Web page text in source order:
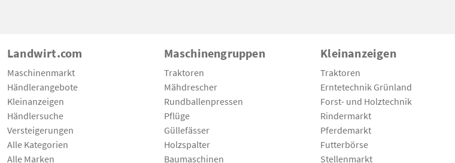
Landwirt.com
Maschinenmarkt
Händlerangebote
Kleinanzeigen
Händlersuche
Versteigerungen
Alle Kategorien
Alle Marken
Maschinengruppen
Traktoren
Mähdrescher
Rundballenpressen
Pflüge
Güllefässer
Holzspalter
Baumaschinen
Kleinanzeigen
Traktoren
Erntetechnik Grünland
Forst- und Holztechnik
Rindermarkt
Pferdemarkt
Futterbörse
Stellenmarkt